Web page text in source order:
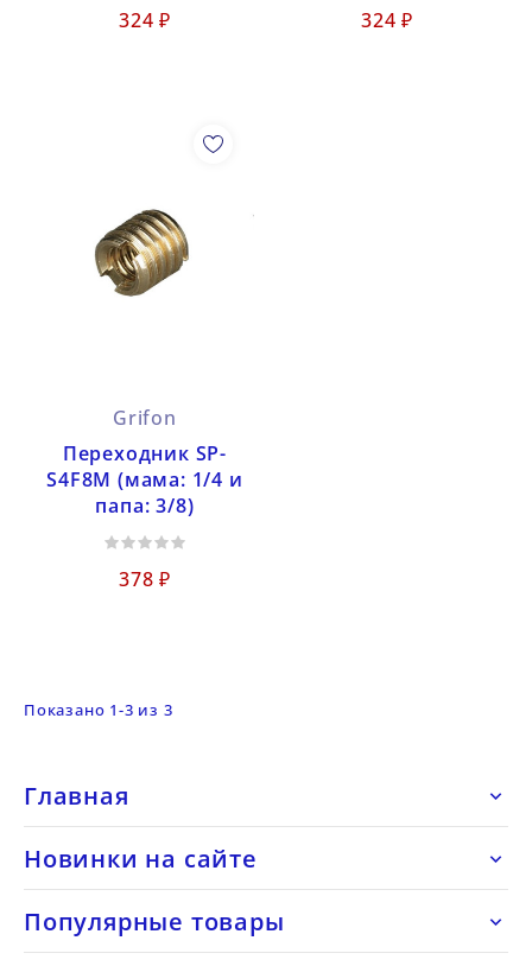
324 ₽ 324 ₽
Grifon
Переходник SP-
S4F8M (мама: 1/4 и
папа: 3/8)
378 ₽
Показано 1-3 из 3
Главная 
Новинки на сайте 
Популярные товары 